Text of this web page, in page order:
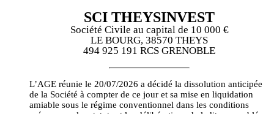
SCI THEYSINVEST
Société Civile au capital de 10 000 €
LE BOURG, 38570 THEYS
494 925 191 RCS GRENOBLE
L’AGE réunie le 20/07/2026 a décidé la dissolution anticipée
de la Société à compter de ce jour et sa mise en liquidation
amiable sous le régime conventionnel dans les conditions